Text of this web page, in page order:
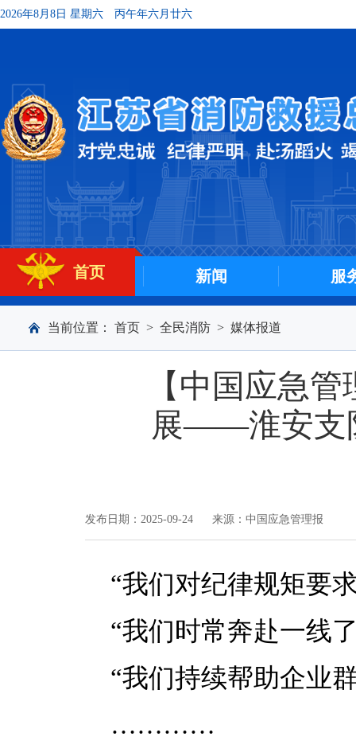
2026年8月8日 星期六 丙午年六月廿六
首页 新闻 服
当前位置： 首页 > 全民消防 > 媒体报道
【中国应急
展——淮安支
发布日期：2025-09-24 来源：中国应急管理报
“我们对纪律规矩要
“我们时常奔赴一线
“我们持续帮助企业
…………